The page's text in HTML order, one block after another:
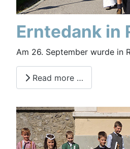
Erntedank in
Am 26. September wurde in
Read more …